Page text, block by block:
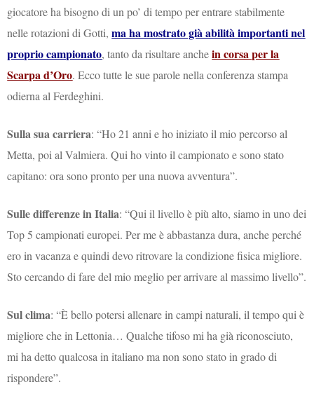
giocatore ha bisogno di un po’ di tempo per entrare stabilmente
nelle rotazioni di Gotti,ma ha mostrato già abilità importanti nel
proprio campionato, tanto da risultare anchein corsa per la
Scarpa d’Oro. Ecco tutte le sue parole nella conferenza stampa
odierna al Ferdeghini.
Sulla sua carriera: “Ho 21 anni e ho iniziato il mio percorso al
Metta, poi al Valmiera. Qui ho vinto il campionato e sono stato
capitano: ora sono pronto per una nuova avventura”.
Sulle differenze in Italia: “Qui il livello è più alto, siamo in uno dei
Top 5 campionati europei. Per me è abbastanza dura, anche perché
ero in vacanza e quindi devo ritrovare la condizione fisica migliore.
Sto cercando di fare del mio meglio per arrivare al massimo livello”.
Sul clima: “È bello potersi allenare in campi naturali, il tempo qui è
migliore che in Lettonia… Qualche tifoso mi ha già riconosciuto,
mi ha detto qualcosa in italiano ma non sono stato in grado di
rispondere”.